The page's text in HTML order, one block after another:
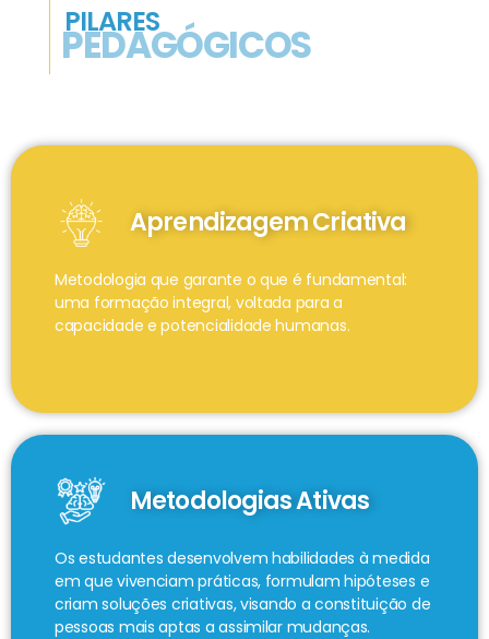
PILARES
PEDAGÓGICOS
Aprendizagem Criativa
Metodologia que garante o que é fundamental:
uma formação integral, voltada para a
capacidade e potencialidade humanas.
Metodologias Ativas
Os estudantes desenvolvem habilidades à medida
em que vivenciam práticas, formulam hipóteses e
criam soluções criativas, visando a constituição de
pessoas mais aptas a assimilar mudanças.